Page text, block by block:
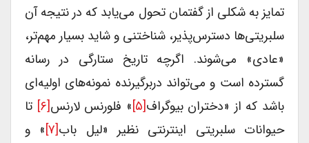
تمایز به شکلی از گفتمان تحول می‌یابد که در نتیجه آن
سلبریتی‌ها دسترس‌پذیر، شناختنی و شاید بسیار مهم‌تر،
«عادی» می‌شوند. اگرچه تاریخ ستارگی در رسانه
گسترده است و می‌تواند دربرگیرنده نمونه‌های اولیه‌ای
باشد که از «دختران بیوگراف[۵] » فلورنس لارنس[۶] تا
حیوانات سلبریتی اینترنتی نظیر «لیل باب[۷] » و